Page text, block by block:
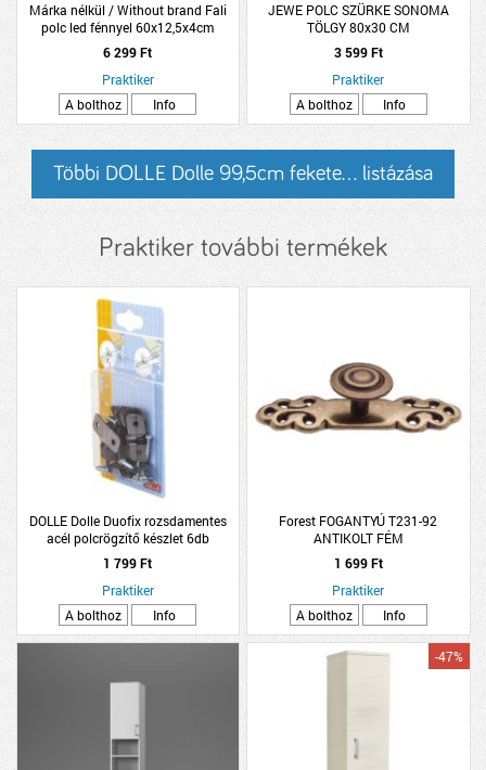
Márka nélkül / Without brand Fali
polc led fénnyel 60x12,5x4cm
világosbarna fa
6 299 Ft
Praktiker
A bolthoz
Info
JEWE POLC SZÜRKE SONOMA
TÖLGY 80x30 CM
3 599 Ft
Praktiker
A bolthoz
Info
Többi DOLLE Dolle 99,5cm fekete... listázása
Praktiker további termékek
DOLLE Dolle Duofix rozsdamentes
acél polcrögzítő készlet 6db
1 799 Ft
Praktiker
A bolthoz
Info
Forest FOGANTYÚ T231-92
ANTIKOLT FÉM
1 699 Ft
Praktiker
A bolthoz
Info
-47%